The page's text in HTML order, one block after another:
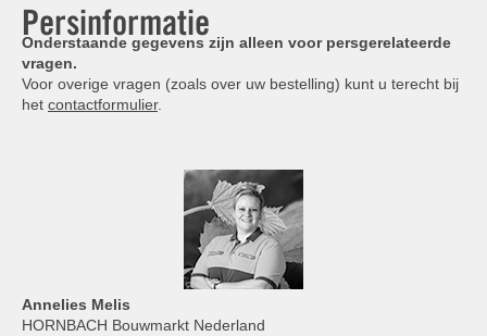
Persinformatie
Onderstaande gegevens zijn alleen voor persgerelateerde
vragen.
Voor overige vragen (zoals over uw bestelling) kunt u terecht bij
het contactformulier.
Annelies Melis
HORNBACH Bouwmarkt Nederland